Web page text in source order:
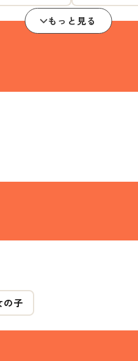
もっと見る
の子